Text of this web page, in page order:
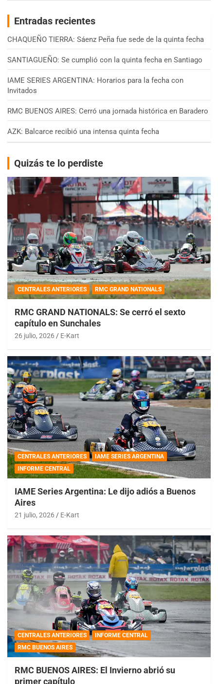
Entradas recientes
CHAQUEÑO TIERRA: Sáenz Peña fue sede de la quinta fecha
SANTIAGUEÑO: Se cumplió con la quinta fecha en Santiago
IAME SERIES ARGENTINA: Horarios para la fecha con
Invitados
RMC BUENOS AIRES: Cerró una jornada histórica en Baradero
AZK: Balcarce recibió una intensa quinta fecha
Quizás te lo perdiste
CENTRALES ANTERIORES RMC GRAND NATIONALS
RMC GRAND NATIONALS: Se cerró el sexto
capítulo en Sunchales
26 julio, 2026 E-Kart
CENTRALES ANTERIORES
IAME SERIES ARGENTINA
INFORME CENTRAL
IAME Series Argentina: Le dijo adiós a Buenos
Aires
21 julio, 2026 E-Kart
CENTRALES ANTERIORES
INFORME CENTRAL
RMC BUENOS AIRES
RMC BUENOS AIRES: El Invierno abrió su
primer capítulo